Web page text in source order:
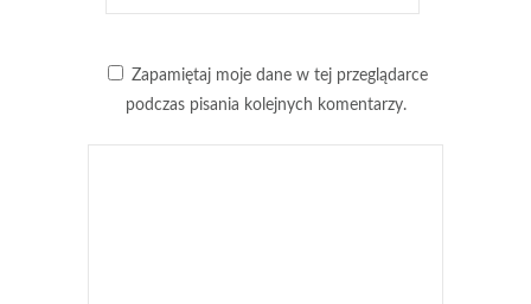
Zapamiętaj moje dane w tej przeglądarce
podczas pisania kolejnych komentarzy.